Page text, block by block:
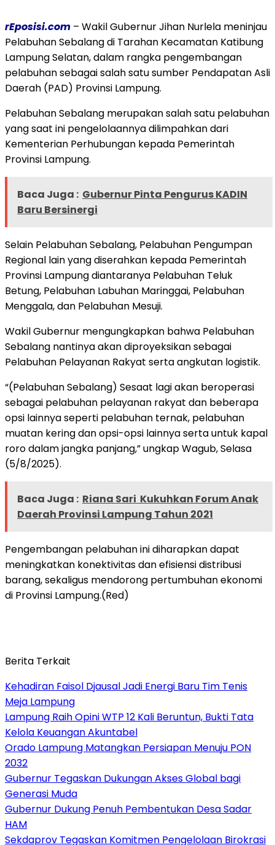
rEposisi.com – Wakil Gubernur Jihan Nurlela meninjau
Pelabuhan Sebalang di Tarahan Kecamatan Katibung
Lampung Selatan, dalam rangka pengembangan
pelabuhan sebagai salah satu sumber Pendapatan Asli
Daerah (PAD) Provinsi Lampung.
Pelabuhan Sebalang merupakan salah satu pelabuhan
yang saat ini pengelolaannya dilimpahkan dari
Kementerian Perhubungan kepada Pemerintah
Provinsi Lampung.
Baca Juga : Gubernur Pinta Pengurus KADIN
Baru Bersinergi
Selain Pelabuhan Sebalang, Pelabuhan Pengumpan
Regional lain yang diserahkan kepada Pemerintah
Provinsi Lampung diantaranya Pelabuhan Teluk
Betung, Pelabuhan Labuhan Maringgai, Pelabuhan
Menggala, dan Pelabuhan Mesuji.
Wakil Gubernur mengungkapkan bahwa Pelabuhan
Sebalang nantinya akan diproyeksikan sebagai
Pelabuhan Pelayanan Rakyat serta angkutan logistik.
“(Pelabuhan Sebalang) Sesaat lagi akan beroperasi
sebagai pelabuhan pelayanan rakyat dan beberapa
opsi lainnya seperti pelabuhan ternak, pelabuhan
muatan kering dan opsi-opsi lainnya serta untuk kapal
roro dalam jangka panjang,” ungkap Wagub, Selasa
(5/8/2025).
Baca Juga : Riana Sari Kukuhkan Forum Anak
Daerah Provinsi Lampung Tahun 2021
Pengembangan pelabuhan ini diharapkan dapat
meningkatkan konektivitas dan efisiensi distribusi
barang, sekaligus mendorong pertumbuhan ekonomi
di Provinsi Lampung.(Red)
Berita Terkait
Kehadiran Faisol Djausal Jadi Energi Baru Tim Tenis
Meja Lampung
Lampung Raih Opini WTP 12 Kali Beruntun, Bukti Tata
Kelola Keuangan Akuntabel
Orado Lampung Matangkan Persiapan Menuju PON
2032
Gubernur Tegaskan Dukungan Akses Global bagi
Generasi Muda
Gubernur Dukung Penuh Pembentukan Desa Sadar
HAM
Sekdaprov Tegaskan Komitmen Pengelolaan Birokrasi